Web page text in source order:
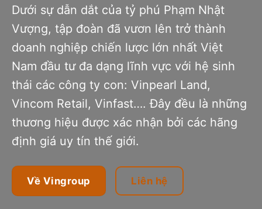
Dưới sự dẫn dắt của tỷ phú Phạm Nhật
Vượng, tập đoàn đã vươn lên trở thành
doanh nghiệp chiến lược lớn nhất Việt
Nam đầu tư đa dạng lĩnh vực với hệ sinh
thái các công ty con: Vinpearl Land,
Vincom Retail, Vinfast…. Đây đều là những
thương hiệu được xác nhận bởi các hãng
định giá uy tín thế giới.
Về Vingroup Liên hệ